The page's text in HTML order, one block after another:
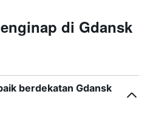
di Gdansk
berdekatan Gdansk